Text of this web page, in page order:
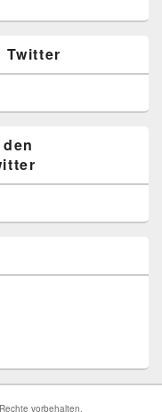
Twitter
vorbehalten.